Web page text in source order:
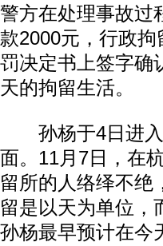
警方在处理事故过
款2000元，行政拘
罚决定书上签字确
天的拘留生活。
孙杨于4日进入
面。11月7日，在
留所的人络绎不绝
留是以天为单位，
孙杨最早预计在今